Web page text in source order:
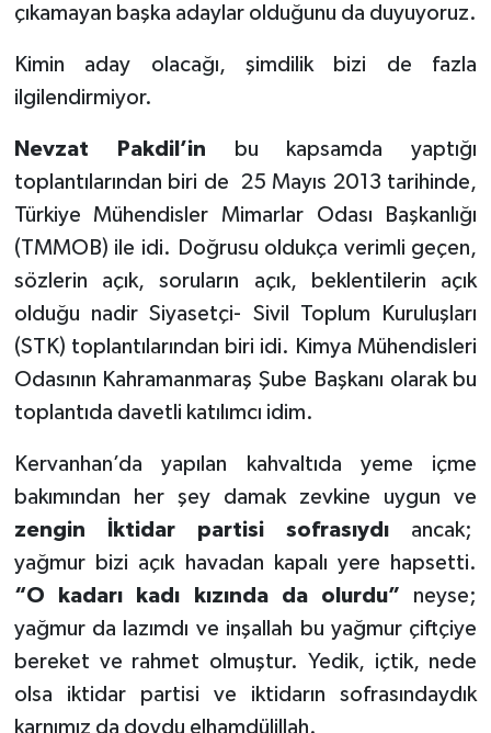
çıkamayan başka adaylar olduğunu da duyuyoruz.
Kimin aday olacağı, şimdilik bizi de fazla
ilgilendirmiyor.
Nevzat Pakdil’in bu kapsamda yaptığı
toplantılarından biri de
25 Mayıs 2013 tarihinde,
Türkiye Mühendisler Mimarlar Odası Başkanlığı
(TMMOB) ile idi. Doğrusu oldukça verimli geçen,
sözlerin açık, soruların açık, beklentilerin açık
olduğu nadir Siyasetçi- Sivil Toplum Kuruluşları
(STK) toplantılarından biri idi. Kimya Mühendisleri
Odasının Kahramanmaraş Şube Başkanı olarak bu
toplantıda davetli katılımcı idim.
Kervanhan’da yapılan kahvaltıda yeme içme
bakımından her şey damak zevkine uygun ve
zengin
İktidar partisi sofrasıydı ancak;
yağmur bizi açık havadan kapalı yere hapsetti.
“O kadarı kadı kızında da olurdu” neyse;
yağmur da lazımdı ve inşallah bu yağmur çiftçiye
bereket ve rahmet olmuştur. Yedik, içtik, nede
olsa iktidar partisi ve iktidarın sofrasındaydık
karnımız da doydu elhamdülillah.